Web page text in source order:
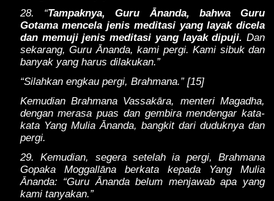
28. “Tampaknya, Guru Ānanda, bahwa Guru
Gotama mencela jenis meditasi yang layak dicela
dan memuji jenis meditasi yang layak dipuji. Dan
sekarang, Guru Ānanda, kami pergi. Kami sibuk dan
banyak yang harus dilakukan.”
“Silahkan engkau pergi, Brahmana.” [15]
Kemudian Brahmana Vassakāra, menteri Magadha,
dengan merasa puas dan gembira mendengar kata-
kata Yang Mulia Ānanda, bangkit dari duduknya dan
pergi.
29. Kemudian, segera setelah ia pergi, Brahmana
Gopaka Moggallāna berkata kepada Yang Mulia
Ānanda: “Guru Ānanda belum menjawab apa yang
kami tanyakan.”